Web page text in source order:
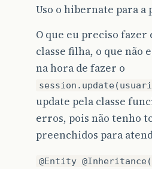
Uso o hibernate para a
O que eu preciso
classe filha, o que não
na hora de fazer o
update pela classe
erros, pois não tenho
preenchidos para
@Entity